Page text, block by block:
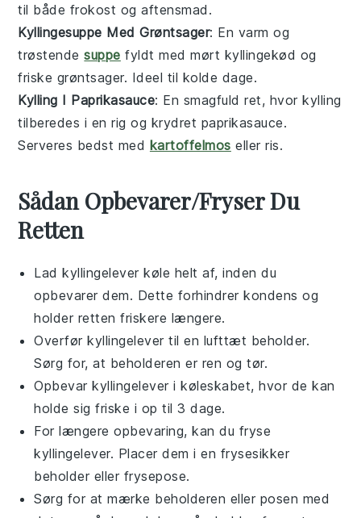
til både frokost og aftensmad.
Kyllingesuppe Med Grøntsager: En varm og
trøstendesuppe fyldt med mørt kyllingekød og
friske grøntsager. Ideel til kolde dage.
Kylling I Paprikasauce: En smagfuld ret, hvorkylling
tilberedes i en rig og krydret paprikasauce.
Serveres bedst med kartoffelmos ellerris.
Sådan Opbevarer/Fryser Du
Retten
Ladkyllingelever køle helt af, inden du
opbevarer dem. Dette forhindrer kondens og
holder retten friskere længere.
Overførkyllingelever til en lufttæt beholder.
Sørg for, at beholderen er ren og tør.
Opbevarkyllingelever i køleskabet, hvor de kan
holde sig friske i op til 3 dage.
For længere opbevaring, kan du fryse
kyllingelever. Placer dem i en frysesikker
beholder eller frysepose.
Sørg for at mærke beholderen eller posen med